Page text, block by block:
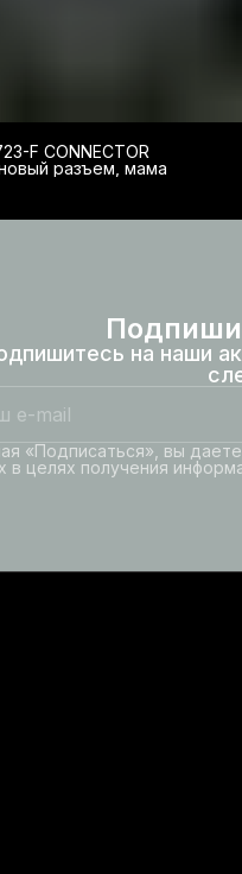
F CONNECTOR
разъем, мама
на наши
«Подписаться», вы
в целях получения